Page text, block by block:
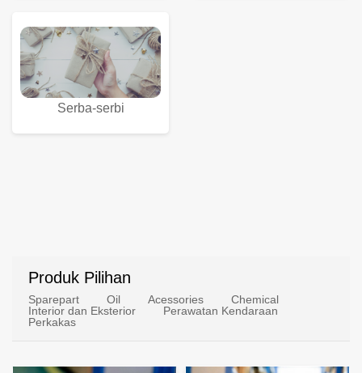
Serba-serbi
Produk Pilihan
Sparepart Oil Acessories
Chemical
Interior dan Eksterior
Perawatan Kendaraan
Perkakas